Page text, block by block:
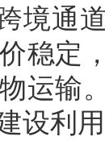
境通
稳定
运输
设利